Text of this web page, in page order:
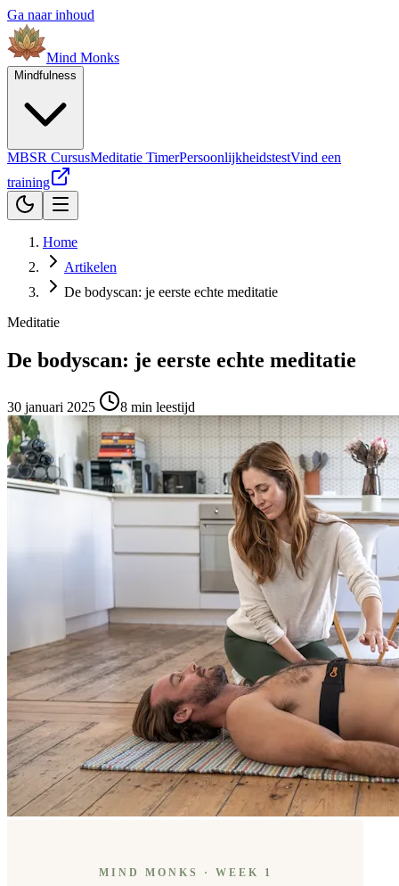
Ga naar inhoud
Mind Monks
Mindfulness
MBSR CursusMeditatie TimerPersoonlijkheidstestVind een
training
Home
Artikelen
De bodyscan: je eerste echte meditatie
Meditatie
De bodyscan: je eerste echte meditatie
30 januari 2025 8 min leestijd
MIND MONKS · WEEK 1